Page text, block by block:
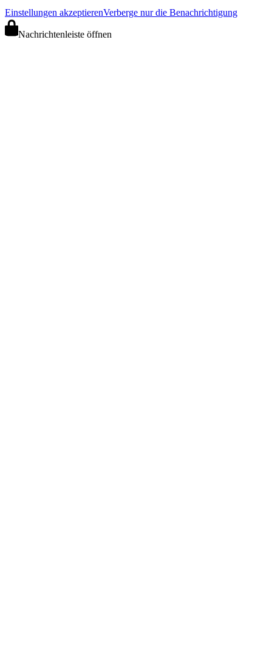
Einstellungen akzeptierenVerberge nur die Benachrichtigung
Nachrichtenleiste öffnen